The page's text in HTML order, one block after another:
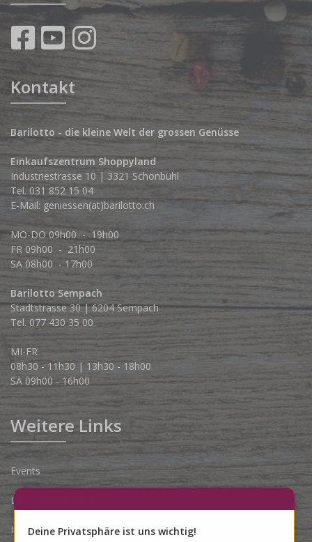
Kontakt
Barilotto - die kleine Welt der grossen Genüsse
Einkaufszentrum Shoppyland
Industriestrasse 10 | 3321 Schönbühl
Tel. 031 852 15 04
E-Mail: geniessen(at)barilotto.ch
MO-DO 09h00 - 19h00
FR 09h00 - 21h00
SA 08h00 - 17h00
Barilotto Sempach
Stadtstrasse 30 | 6204 Sempach
Tel. 077 430 35 00
MI-FR
08h30 - 11h30 | 13h30 - 18h00
SA 09h00 - 16h00
Weitere Links
Events
Lieferbedingungen
Impressum
Deine Privatsphäre ist uns wichtig!